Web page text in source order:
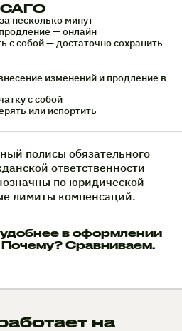
несколько минут
— онлайн
с собой — достаточно сохранить
изменений и продление в
с собой
или испортить
полисы обязательного
ответственности
по юридической
лимиты компенсаций.
в оформлении
Почему? Сравниваем.
на